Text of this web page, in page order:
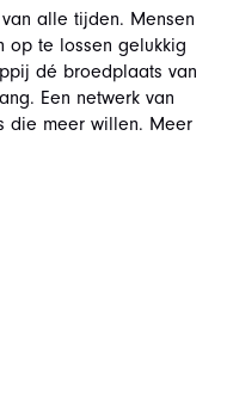
alle tijden. Mensen
op te lossen gelukkig
dé broedplaats van
Een netwerk van
die meer willen. Meer